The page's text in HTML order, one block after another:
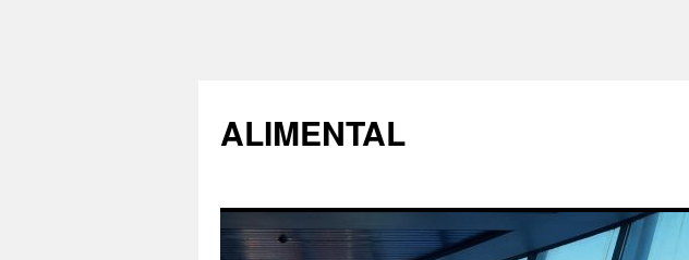
ALIMENTAL